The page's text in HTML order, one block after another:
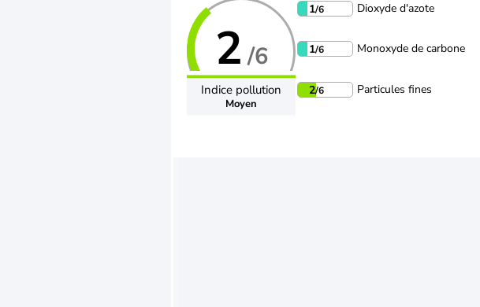
2 /6
Indice pollution
Moyen
1/6 Dioxyde d'azote
1/6 Monoxyde de carbone
2/6 Particules fines